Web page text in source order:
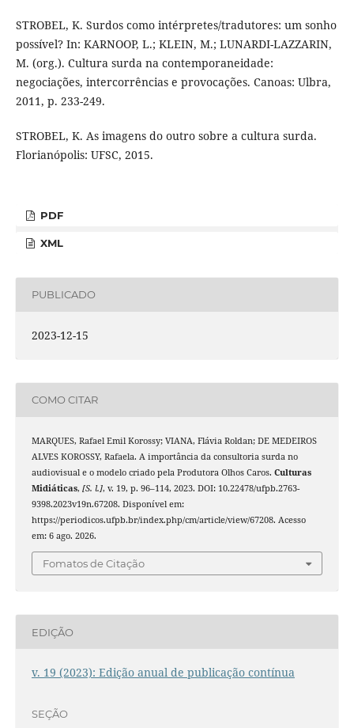
STROBEL, K. Surdos como intérpretes/tradutores: um sonho
possível? In: KARNOOP, L.; KLEIN, M.; LUNARDI-LAZZARIN,
M. (org.). Cultura surda na contemporaneidade:
negociações, intercorrências e provocações. Canoas: Ulbra,
2011, p. 233-249.
STROBEL, K. As imagens do outro sobre a cultura surda.
Florianópolis: UFSC, 2015.
PDF
XML
PUBLICADO
2023-12-15
COMO CITAR
MARQUES, Rafael Emil Korossy; VIANA, Flávia Roldan; DE MEDEIROS
ALVES KOROSSY, Rafaela. A importância da consultoria surda no
audiovisual e o modelo criado pela Produtora Olhos Caros. Culturas
Midiáticas, [S. l.], v. 19, p. 96–114, 2023. DOI: 10.22478/ufpb.2763-
9398.2023v19n.67208. Disponível em:
https://periodicos.ufpb.br/index.php/cm/article/view/67208. Acesso
em: 6 ago. 2026.
Fomatos de Citação
EDIÇÃO
v. 19 (2023): Edição anual de publicação contínua
SEÇÃO